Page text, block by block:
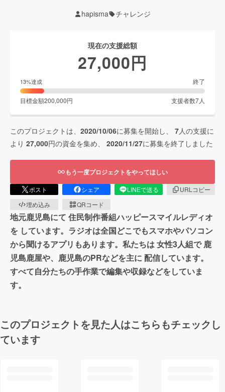
hapisma チャレンジ
現在の支援総額
27,000円
13%達成 終了
目標金額200,000円 支援者数7人
このプロジェクトは、 2020/10/06に募集を開始し、 7人の支援に
より 27,000円の資金を集め、 2020/11/27に募集を終了しました
もう一度プロジェクトをやってほしい
ポスト シェア LINEで送る
URLコピー
埋め込み
QRコード
地元鹿児島にて 住民制作番組ハッピースマイルレディオ
を しています。ラジオは全国どこでもスマホやパソコン
から聞けるアプリもあります。私たちは 女性3人組で 鹿
児島鹿屋や、鹿児島のPRなどを主に 配信しています。
すべて自分たちの手作業で編集や収録などをしていま
す。
このプロジェクトを見た人はこちらもチェックし
ています